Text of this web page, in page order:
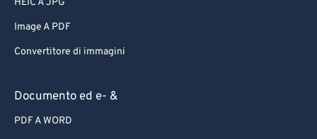
HEIC A JPG
Image A PDF
Convertitore di immagini
Documento ed e- &
PDF A WORD